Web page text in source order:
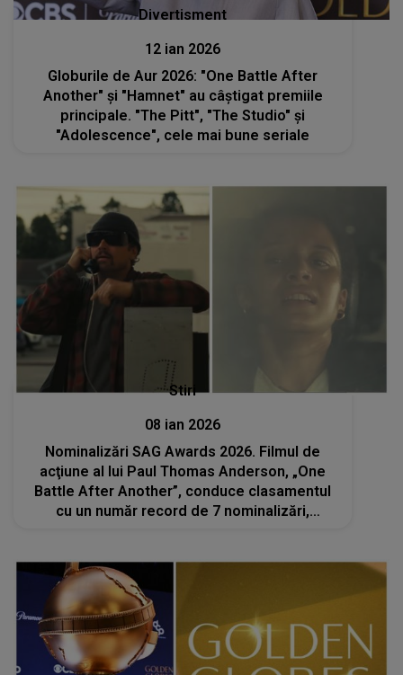
Divertisment
12 ian 2026
Globurile de Aur 2026: "One Battle After
Another" şi "Hamnet" au câştigat premiile
principale. "The Pitt", "The Studio" şi
"Adolescence", cele mai bune seriale
Stiri
08 ian 2026
Nominalizări SAG Awards 2026. Filmul de
acţiune al lui Paul Thomas Anderson, „One
Battle After Another”, conduce clasamentul
cu un număr record de 7 nominalizări,